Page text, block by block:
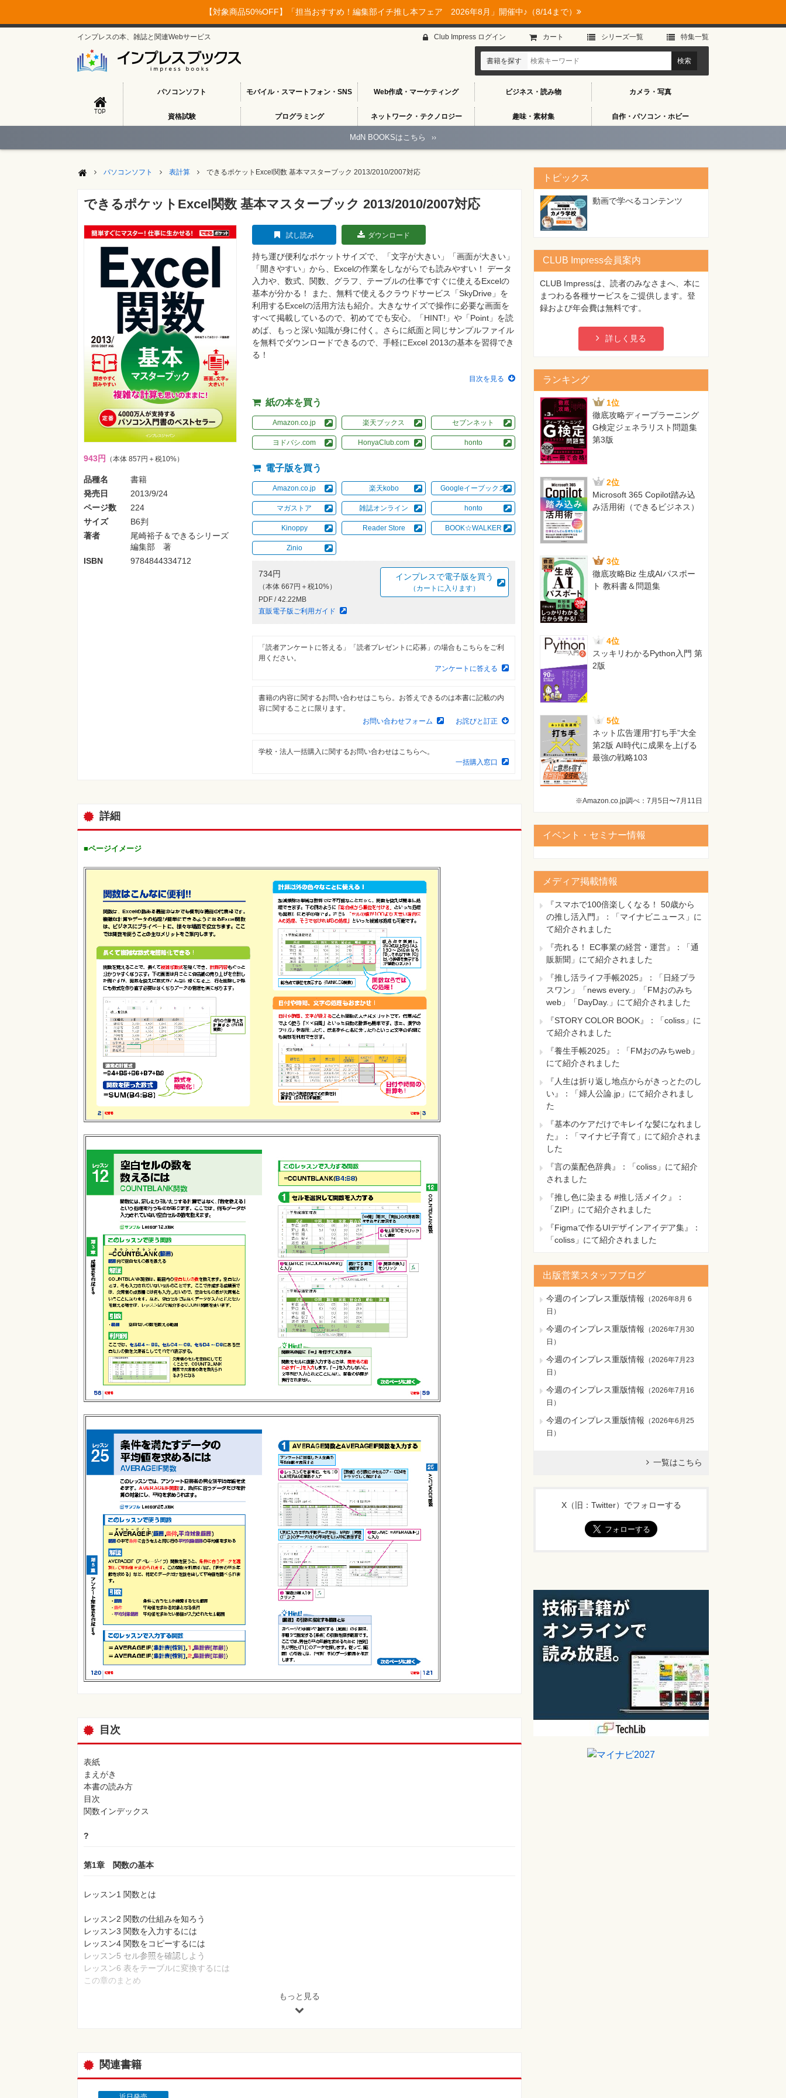
【対象商品50%OFF】「担当おすすめ！編集部イチ推し本フェア 2026年8月」開催中♪（8/14まで）
インプレスの本、雑誌と関連Webサービス
TOP
パソコンソフト モバイル・スマートフォン・SNS Web作成・マーケティング ビジネス・読み物 カメラ・写真
資格試験 プログラミング ネットワーク・テクノロジー 趣味・素材集 自作・パソコン・ホビー
Club Impress ログイン カート シリーズ⼀覧 特集⼀覧
書籍を探す
MdN BOOKSはこちら ››
パソコンソフト 表計算 できるポケットExcel関数 基本マスターブック 2013/2010/2007対応
できるポケットExcel関数 基本マスターブック 2013/2010/2007対応
943円 （本体 857円＋税10%）
品種名
書籍
発売日
2013/9/24
ページ数
224
サイズ
B6判
著者
尾崎裕子＆できるシリーズ
編集部 著
ISBN
9784844334712
試し読み ダウンロード
持ち運び便利なポケットサイズで、「文字が大きい」「画面が大きい」
「開きやすい」から、Excelの作業をしながらでも読みやすい！ データ
入力や、数式、関数、グラフ、テーブルの仕事ですぐに使えるExcelの
基本が分かる！ また、無料で使えるクラウドサービス「SkyDrive」を
利用するExcelの活用方法も紹介。大きなサイズで操作に必要な画面を
すべて掲載しているので、初めてでも安心。「HINT!」や「Point」を読
めば、もっと深い知識が身に付く。さらに紙面と同じサンプルファイル
を無料でダウンロードできるので、手軽にExcel 2013の基本を習得でき
る！
目次を見る
紙の本を買う
Amazon.co.jp 楽天ブックス セブンネット
ヨドバシ.com HonyaClub.com honto
電子版を買う
Amazon.co.jp 楽天kobo Googleイーブックス
マガストア 雑誌オンライン honto
Kinoppy Reader Store BOOK☆WALKER
Zinio
734円
（本体 667円＋税10%）
PDF / 42.22MB
直販電子版ご利用ガイド
インプレスで電子版を買う
（カートに入ります）
「読者アンケートに答える」「読者プレゼントに応募」の場合もこちらをご利
用ください。
アンケートに答える
書籍の内容に関するお問い合わせはこちら。お答えできるのは本書に記載の内
容に関することに限ります。
お問い合わせフォーム
お詫びと訂正
学校・法人一括購入に関するお問い合わせはこちらへ。
一括購入窓口
詳細
■ページイメージ
目次
表紙
まえがき
本書の読み方
目次
関数インデックス
?
第1章 関数の基本
レッスン1 関数とは
レッスン2 関数の仕組みを知ろう
レッスン3 関数を入力するには
レッスン4 関数をコピーするには
レッスン5 セル参照を確認しよう
レッスン6 表をテーブルに変換するには
この章のまとめ
レッスン7 売り上げ集計表によく使われる関数とは
もっと見る
関連書籍
トピックス
動画で学べるコンテンツ
CLUB Impress会員案内
CLUB Impressは、読者のみなさまへ、本に
まつわる各種サービスをご提供します。登
録および年会費は無料です。
詳しく見る
ランキング
1位
徹底攻略ディープラーニング
G検定ジェネラリスト問題集
第3版
2位
Microsoft 365 Copilot踏み込
み活用術（できるビジネス）
3位
徹底攻略Biz 生成AIパスポー
ト 教科書＆問題集
4位
スッキリわかるPython入門 第
2版
5位
ネット広告運用“打ち手”大全
第2版 AI時代に成果を上げる
最強の戦略103
※Amazon.co.jp調べ：7月5日〜7月11日
イベント・セミナー情報
メディア掲載情報
『スマホで100倍楽しくなる！ 50歳から
の推し活入門』：「マイナビニュース」に
て紹介されました
『売れる！ EC事業の経営・運営』：「通
販新聞」にて紹介されました
『推し活ライフ手帳2025』：「日経プラ
スワン」「news every.」「FMおのみち
web」「DayDay.」にて紹介されました
『STORY COLOR BOOK』：「coliss」に
て紹介されました
『養生手帳2025』：「FMおのみちweb」
にて紹介されました
『人生は折り返し地点からがきっとたのし
い』：「婦人公論.jp」にて紹介されまし
た
『基本のケアだけでキレイな髪になれまし
た』：「マイナビ子育て」にて紹介されま
した
『言の葉配色辞典』：「coliss」にて紹介
されました
『推し色に染まる #推し活メイク』：
「ZIP!」にて紹介されました
『Figmaで作るUIデザインアイデア集』：
「coliss」にて紹介されました
出版営業スタッフブログ
今週のインプレス重版情報 （2026年8月 6
日 ）
今週のインプレス重版情報 （2026年7月30
日 ）
今週のインプレス重版情報 （2026年7月23
日 ）
今週のインプレス重版情報 （2026年7月16
日 ）
今週のインプレス重版情報 （2026年6月25
日 ）
一覧はこちら
X（旧：Twitter）でフォローする